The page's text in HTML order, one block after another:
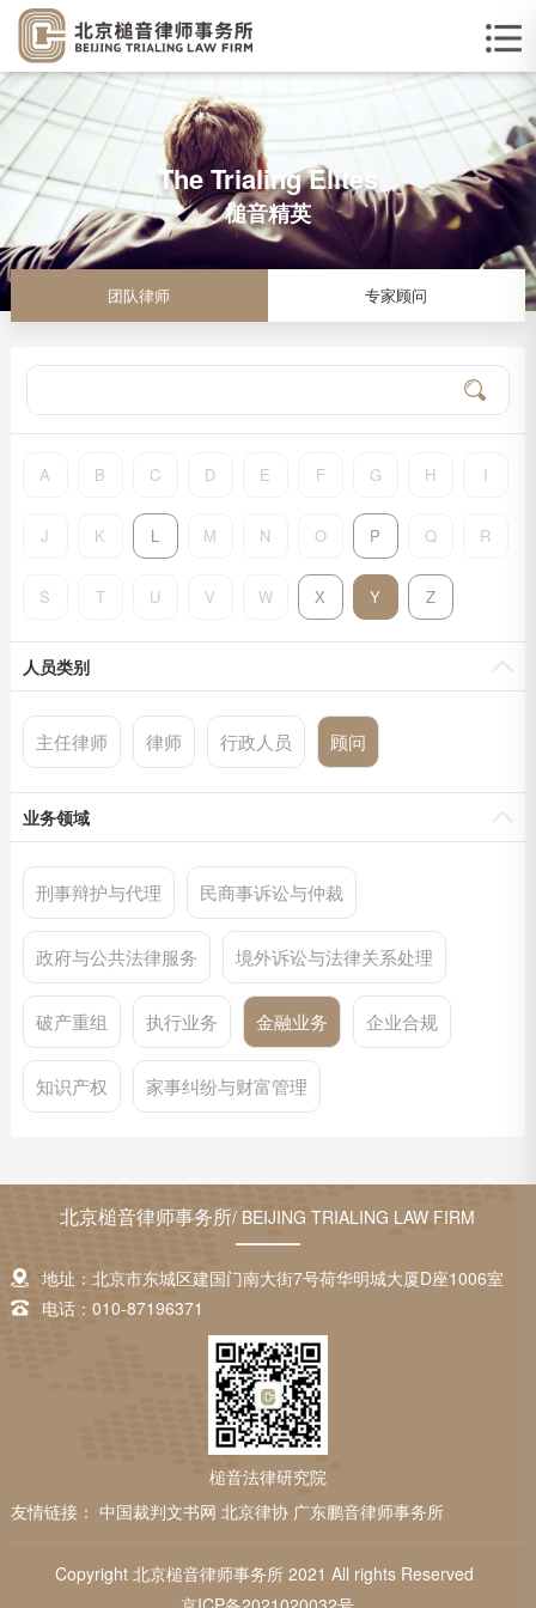
The Trialing Elites
槌音精英
团队律师 专家顾问
A B C D E F G H I
J K L M N O P Q R
S T U V W X Y Z
人员类别
主任律师 律师 行政人员 顾问
业务领域
刑事辩护与代理 民商事诉讼与仲裁
政府与公共法律服务 境外诉讼与法律关系处理
破产重组 执行业务 金融业务 企业合规
知识产权 家事纠纷与财富管理
北京槌音律师事务所/ BEIJING TRIALING LAW FIRM
地址：北京市东城区建国门南大街7号荷华明城大厦D座1006室
电话：010-87196371
槌音法律研究院
友情链接： 中国裁判文书网 北京律协 广东鹏音律师事务所
Copyright 北京槌音律师事务所 2021 All rights Reserved